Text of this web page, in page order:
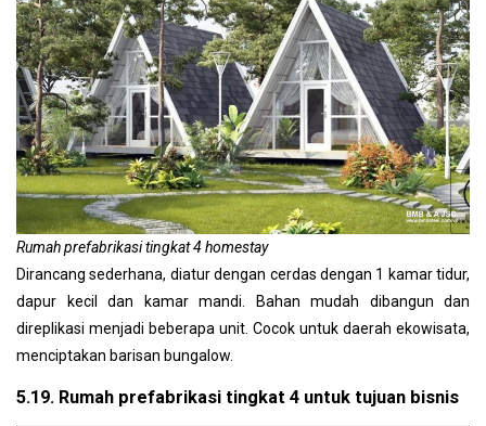
Rumah prefabrikasi tingkat 4 homestay
Dirancang sederhana, diatur dengan cerdas dengan 1 kamar tidur,
dapur kecil dan kamar mandi. Bahan mudah dibangun dan
direplikasi menjadi beberapa unit. Cocok untuk daerah ekowisata,
menciptakan barisan bungalow.
5.19. Rumah prefabrikasi tingkat 4 untuk tujuan bisnis